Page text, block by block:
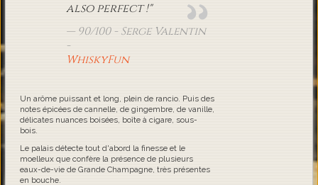
also perfect !"
90/100 - Serge Valentin
-
WhiskyFun
Un arôme puissant et long, plein de rancio. Puis des
notes épicées de cannelle, de gingembre, de vanille,
délicates nuances boisées, boîte à cigare, sous-
bois.
Le palais détecte tout d'abord la finesse et le
moelleux que confère la présence de plusieurs
eaux-de-vie de Grande Champagne, très présentes
en bouche.